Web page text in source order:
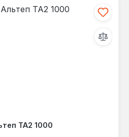
ТА2 1000